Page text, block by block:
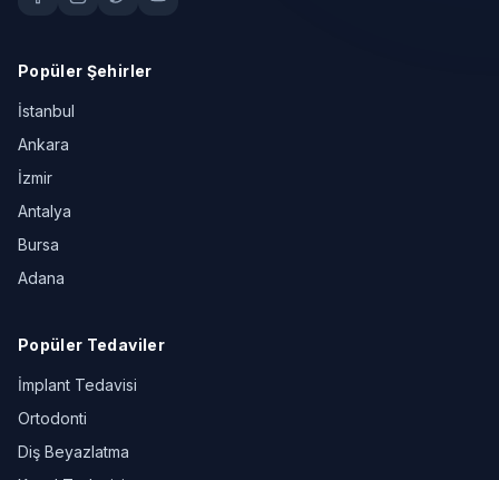
Popüler Şehirler
İstanbul
Ankara
İzmir
Antalya
Bursa
Adana
Popüler Tedaviler
İmplant Tedavisi
Ortodonti
Diş Beyazlatma